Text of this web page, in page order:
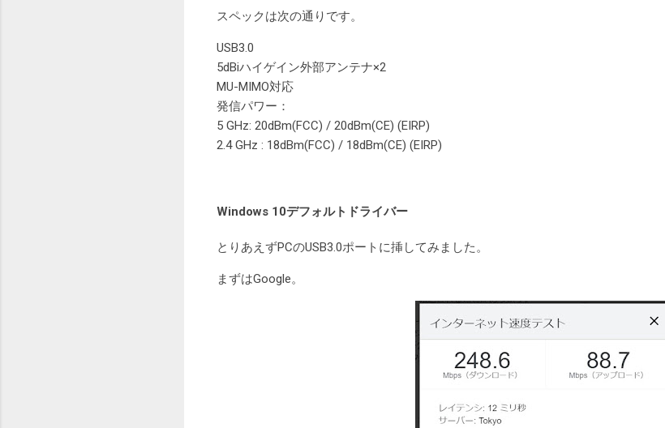
スペックは次の通りです。
USB3.0
5dBiハイゲイン外部アンテナ×2
MU-MIMO対応
発信パワー：
5 GHz: 20dBm(FCC) / 20dBm(CE) (EIRP)
2.4 GHz : 18dBm(FCC) / 18dBm(CE) (EIRP)
Windows 10デフォルトドライバー
とりあえずPCのUSB3.0ポートに挿してみました。
まずはGoogle。